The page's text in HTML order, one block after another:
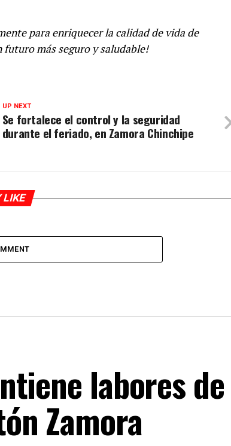
para enriquecer la calidad de vida de
futuro más seguro y saludable!
UP NEXT
Se fortalece el control y la seguridad
durante el feriado, en Zamora Chinchipe
LIKE
labores de
Zamora